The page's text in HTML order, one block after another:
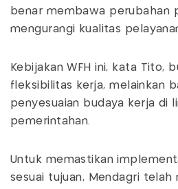
benar membawa perubahan
mengurangi kualitas
Kebijakan WFH ini, kata Tito,
fleksibilitas kerja, melainkan
penyesuaian budaya kerja di
pemerintahan.
Untuk memastikan
sesuai tujuan, Mendagri telah